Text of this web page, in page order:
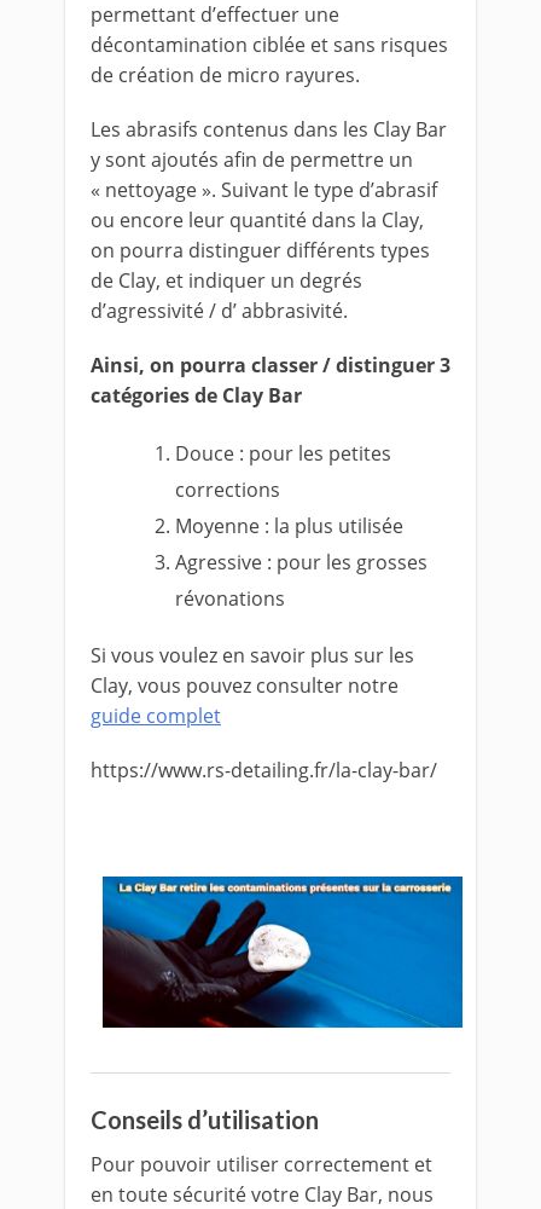
permettant d’effectuer une
décontamination ciblée et sans risques
de création de micro rayures.
Les abrasifs contenus dans les Clay Bar
y sont ajoutés afin de permettre un
« nettoyage ». Suivant le type d’abrasif
ou encore leur quantité dans la Clay,
on pourra distinguer différents types
de Clay, et indiquer un degrés
d’agressivité / d’ abbrasivité.
Ainsi, on pourra classer / distinguer 3
catégories de Clay Bar
Douce : pour les petites
corrections
Moyenne : la plus utilisée
Agressive : pour les grosses
révonations
Si vous voulez en savoir plus sur les
Clay, vous pouvez consulter notre
guide complet
https://www.rs-detailing.fr/la-clay-bar/
Conseils d’utilisation
Pour pouvoir utiliser correctement et
en toute sécurité votre Clay Bar, nous